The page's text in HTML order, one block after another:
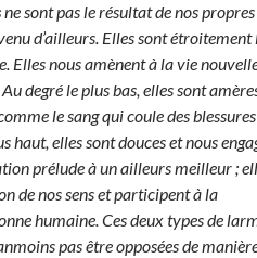
ne sont pas le résultat de nos propres
d’ailleurs. Elles sont étroitement
Elles nous amènent à la vie
degré le plus bas, elles sont
le sang qui coule des
haut, elles sont douces et nous
prélude à un ailleurs meilleur ;
de nos sens et participent à la
humaine. Ces deux types de
pas être opposées de